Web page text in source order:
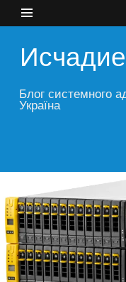
content
Блог системного
Україна